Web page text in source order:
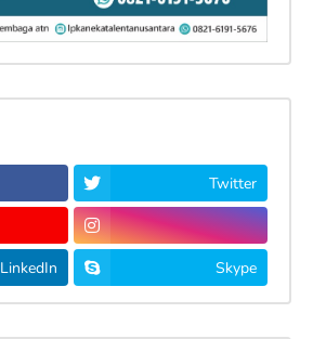
Twitter
LinkedIn Skype